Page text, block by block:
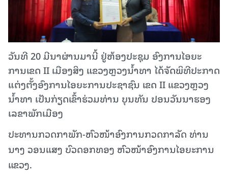
ວັນທີ 20 ມີນາຜ່ານມານີ້ ຢູ່ຫ້ອງປະຊຸມ ອົງການໄອຍະ
ການເຂດ II ເມືອງສິງ ແຂວງຫຼວງນໍ້າທາ ໄດ້ຈັດພິທີປະກາດ
ແຕ່ງຕັ້ງອົງການໄອຍະການປະຊາຊົນ ເຂດ II ແຂວງຫຼວງ
ນໍ້າທາ ເປັນກ່ຽດເຂົ້າຮ່ວມທ່ານ ບຸນທັນ ປອນວັນນາຮອງ
ເລຂາພັກເມືອງ
ປະທານກວດກາພັກ-ຫົວໜ້າອົງການກວດກາລັດ ທ່ານ
ນາງ ວອນແສງ ບົວດອກທອງ ຫົວໜ້າອົງການໄອຍະການ
ແຂວງ.